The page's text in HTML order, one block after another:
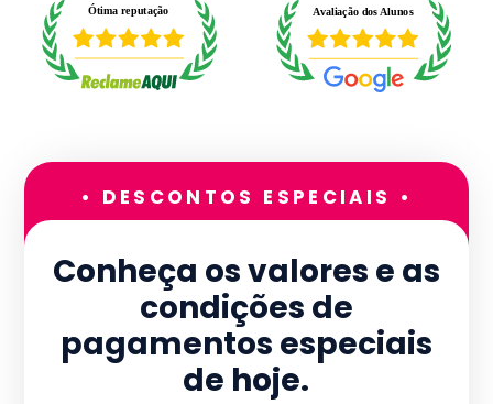
• DESCONTOS ESPECIAIS •
Conheça os valores e as
condições de
pagamentos especiais
de hoje.